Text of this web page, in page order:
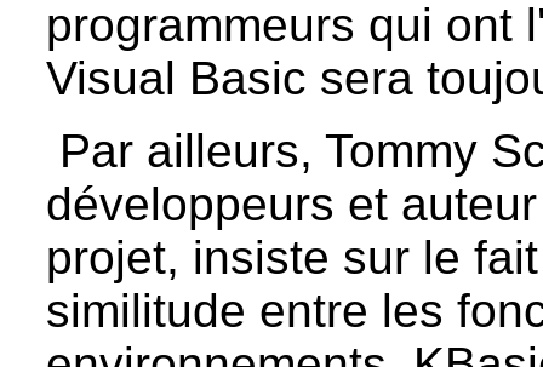
programmeurs qui ont
Visual Basic sera
Par ailleurs, Tommy
développeurs et
projet, insiste sur le
similitude entre les